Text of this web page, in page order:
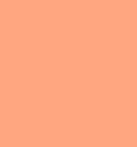
tabblad